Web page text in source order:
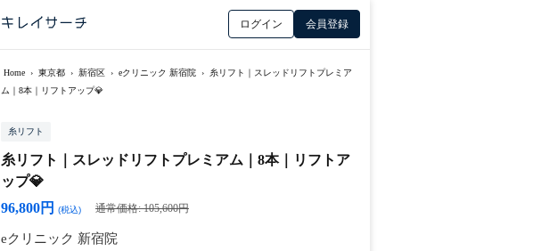
ログイン 会員登録
Home › 東京都 › 新宿区 › eクリニック 新宿院 ›
糸リフト｜スレッドリフトプレミア
ム｜8本｜リフトアップ💎
糸リフト
糸リフト｜スレッドリフトプレミアム｜8本｜リフトア
ップ💎
96,800円
(税込) 通常価格: 105,600円
eクリニック 新宿院